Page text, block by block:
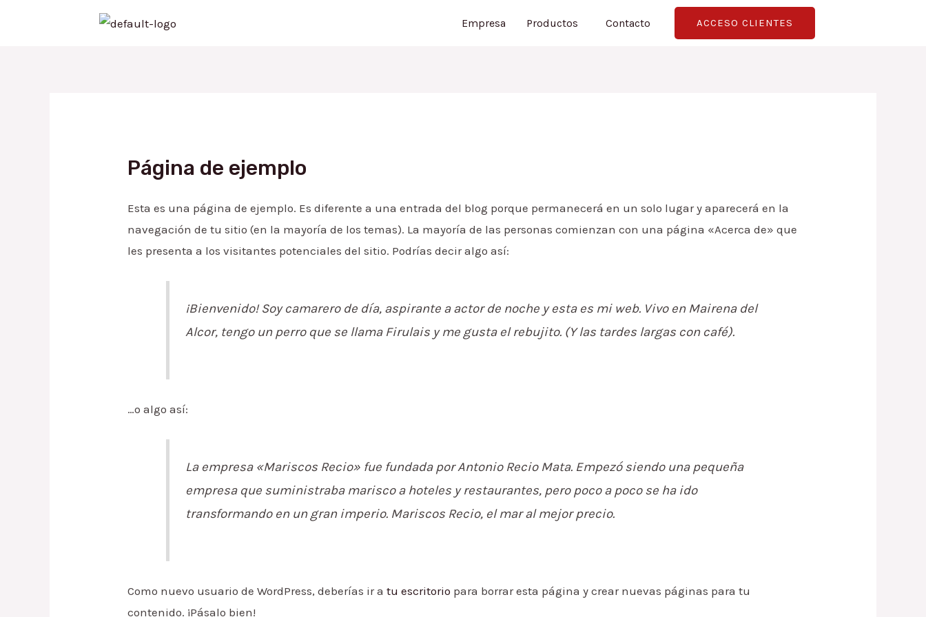
Empresa Productos Contacto ACCESO CLIENTES
Página de ejemplo
Esta es una página de ejemplo. Es diferente a una entrada del blog porque permanecerá en un solo lugar y aparecerá en la
navegación de tu sitio (en la mayoría de los temas). La mayoría de las personas comienzan con una página «Acerca de» que
les presenta a los visitantes potenciales del sitio. Podrías decir algo así:
¡Bienvenido! Soy camarero de día, aspirante a actor de noche y esta es mi web. Vivo en Mairena del
Alcor, tengo un perro que se llama Firulais y me gusta el rebujito. (Y las tardes largas con café).
…o algo así:
La empresa «Mariscos Recio» fue fundada por Antonio Recio Mata. Empezó siendo una pequeña
empresa que suministraba marisco a hoteles y restaurantes, pero poco a poco se ha ido
transformando en un gran imperio. Mariscos Recio, el mar al mejor precio.
Como nuevo usuario de WordPress, deberías ir atu escritorio para borrar esta página y crear nuevas páginas para tu
contenido. ¡Pásalo bien!